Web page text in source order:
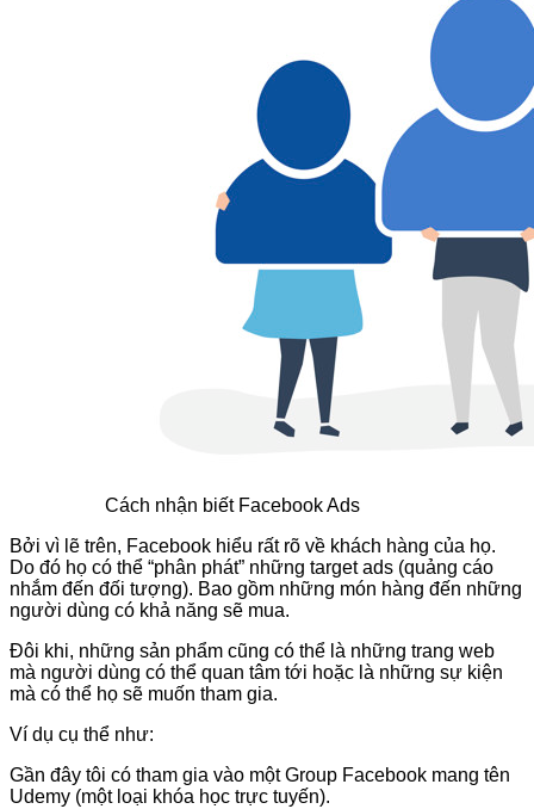
Cách nhận biết Facebook Ads
Bởi vì lẽ trên, Facebook hiểu rất rõ về khách hàng của họ.
Do đó họ có thể “phân phát” những target ads (quảng cáo
nhắm đến đối tượng). Bao gồm những món hàng đến những
người dùng có khả năng sẽ mua.
Đôi khi, những sản phẩm cũng có thể là những trang web
mà người dùng có thể quan tâm tới hoặc là những sự kiện
mà có thể họ sẽ muốn tham gia.
Ví dụ cụ thể như:
Gần đây tôi có tham gia vào một Group Facebook mang tên
Udemy (một loại khóa học trực tuyến).